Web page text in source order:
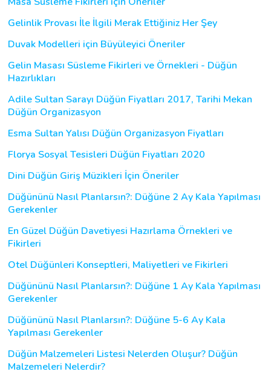
Gelinlik Provası İle İlgili Merak Ettiğiniz Her Şey
Duvak Modelleri için Büyüleyici Öneriler
Gelin Masası Süsleme Fikirleri ve Örnekleri - Düğün
Hazırlıkları
Adile Sultan Sarayı Düğün Fiyatları 2017, Tarihi Mekan
Düğün Organizasyon
Esma Sultan Yalısı Düğün Organizasyon Fiyatları
Florya Sosyal Tesisleri Düğün Fiyatları 2020
Dini Düğün Giriş Müzikleri İçin Öneriler
Düğününü Nasıl Planlarsın?: Düğüne 2 Ay Kala Yapılması
Gerekenler
En Güzel Düğün Davetiyesi Hazırlama Örnekleri ve
Fikirleri
Otel Düğünleri Konseptleri, Maliyetleri ve Fikirleri
Düğününü Nasıl Planlarsın?: Düğüne 1 Ay Kala Yapılması
Gerekenler
Düğününü Nasıl Planlarsın?: Düğüne 5-6 Ay Kala
Yapılması Gerekenler
Düğün Malzemeleri Listesi Nelerden Oluşur? Düğün
Malzemeleri Nelerdir?